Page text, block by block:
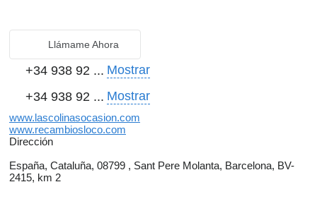
Llámame Ahora
+34 938 92 ... Mostrar
+34 938 92 ... Mostrar
www.lascolinasocasion.com
www.recambiosloco.com
Dirección
España, Cataluña, 08799 , Sant Pere Molanta, Barcelona, BV-
2415, km 2